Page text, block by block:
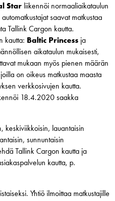
Star liikennöi normaaliaikataulun
saavat matkustaa
Tallink Cargon kautta.
kautta: Baltic Princess ja
aikataulun mukaisesti,
mukaan myös pienen määrän
on oikeus matkustaa maasta
verkkosivujen kautta.
18.4.2020 saakka
keskiviikkoisin, lauantaisin
sunnuntaisin
Tallink Cargon kautta ja
kautta, p.
Yhtiö ilmoittaa matkustajille